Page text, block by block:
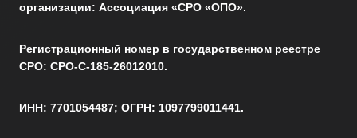
организации: Ассоциация «СРО «ОПО».
Регистрационный номер в государственном реестре
СРО: СРО-С-185-26012010.
ИНН: 7701054487; ОГРН: 1097799011441.